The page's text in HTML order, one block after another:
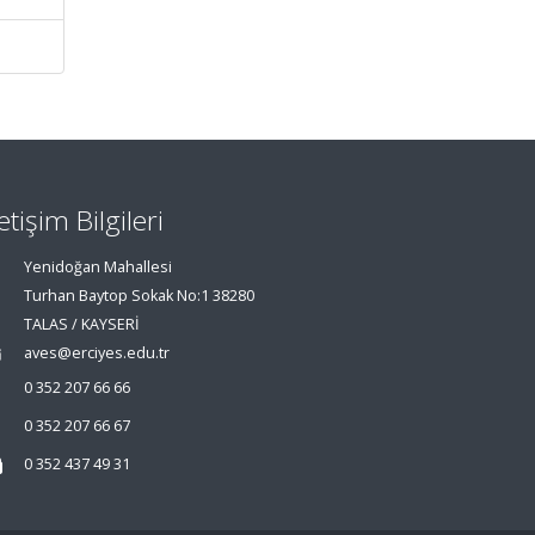
Bilgileri
Yenidoğan Mahallesi
Turhan Baytop Sokak No:1 38280
TALAS / KAYSERİ
aves@erciyes.edu.tr
0 352 207 66 66
0 352 207 66 67
0 352 437 49 31